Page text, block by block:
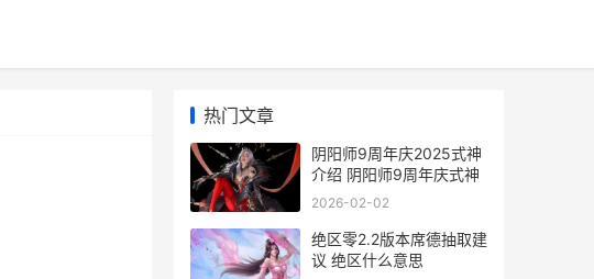
热门文章
阴阳师9周年庆2025式神
介绍 阴阳师9周年庆式神
2026-02-02
绝区零2.2版本席德抽取建
议 绝区什么意思